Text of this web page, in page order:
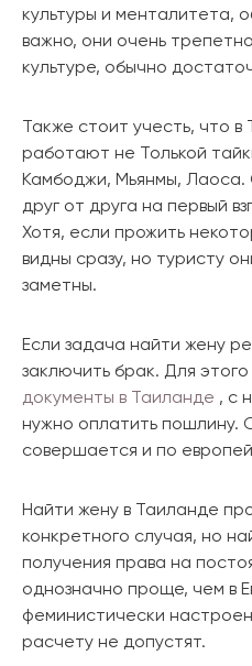
культуры и менталитета,
важно, они очень
культуре, обычно
Также стоит учесть, что
работают не Толькой
Камбоджи, Мьянмы, Лаоса.
друг от друга на первый
Хотя, если прожить
видны сразу, но туристу
заметны.
Если задача найти жену
заключить брак. Для
документы в Таиланде , с
нужно оплатить пошлину.
совершается и по
Найти жену в Таиланде
конкретного случая, но
получения права на
однозначно проще, чем в
феминистически
расчету не допустят.